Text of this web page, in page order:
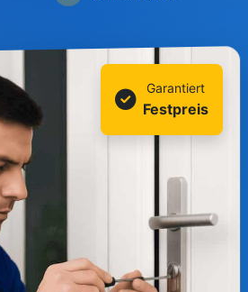
Garantiert
Festpreis